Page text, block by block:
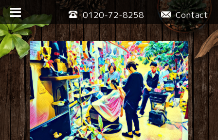
Contact
0120-72-8258